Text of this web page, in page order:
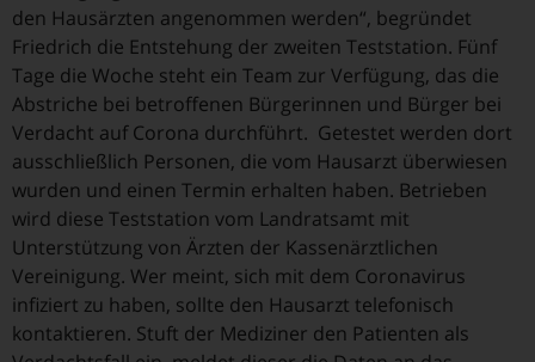
den Hausärzten angenommen werden“, begründet
Friedrich die Entstehung der zweiten Teststation. Fünf
Tage die Woche steht ein Team zur Verfügung, das die
Abstriche bei betroffenen Bürgerinnen und Bürger bei
Verdacht auf Corona durchführt. Getestet werden dort
ausschließlich Personen, die vom Hausarzt überwiesen
wurden und einen Termin erhalten haben. Betrieben
wird diese Teststation vom Landratsamt mit
Unterstützung von Ärzten der Kassenärztlichen
Vereinigung. Wer meint, sich mit dem Coronavirus
infiziert zu haben, sollte den Hausarzt telefonisch
kontaktieren. Stuft der Mediziner den Patienten als